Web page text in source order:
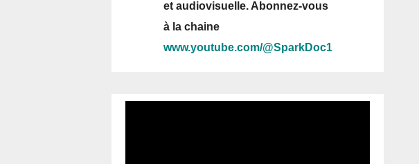
et audiovisuelle. Abonnez-vous
à la chaine
www.youtube.com/@SparkDoc1